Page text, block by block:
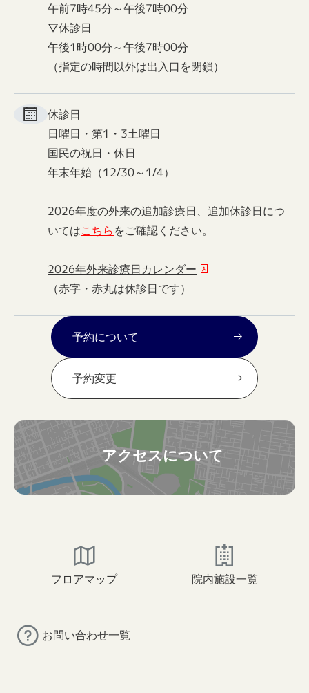
午前7時45分～午後7時00分
▽休診日
午後1時00分～午後7時00分
（指定の時間以外は出入口を閉鎖）
休診日
日曜日・第1・3土曜日
国民の祝日・休日
年末年始（12/30～1/4）
2026年度の外来の追加診療日、追加休診日につ
いてはこちらをご確認ください。
2026年外来診療日カレンダー
（赤字・赤丸は休診日です）
予約について
予約変更
アクセスについて
フロアマップ 院内施設一覧
お問い合わせ一覧